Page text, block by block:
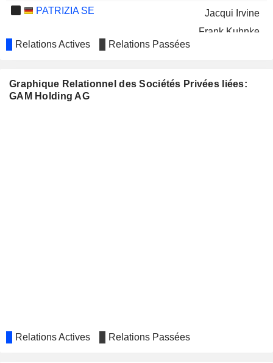
PATRIZIA SE
Jacqui Irvine
Frank Kuhnke
NATE BUIL7.2599
EQUITABLE HOLDINGS, INC.
Relations Actives Relations Passées
Graphique Relationnel des Sociétés Privées liées:
GAM Holding AG
Relations Actives Relations Passées